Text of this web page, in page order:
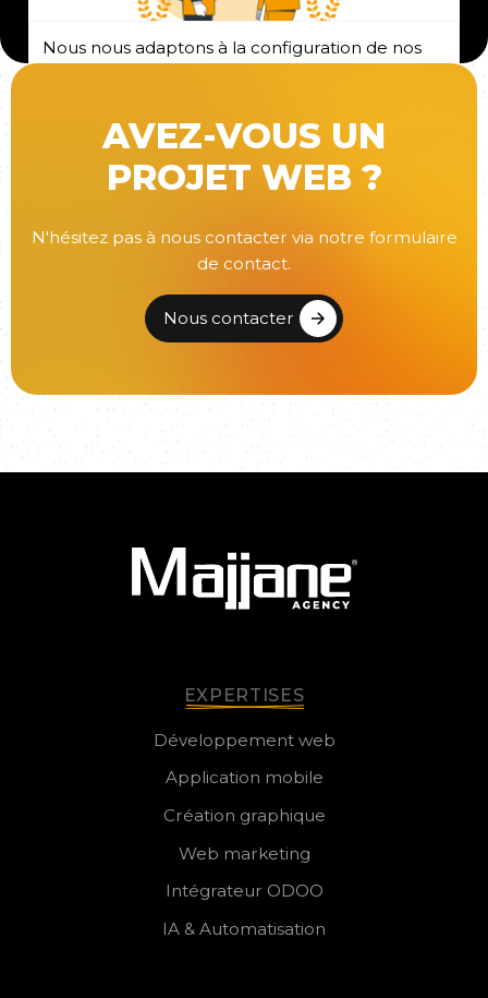
Nous nous adaptons à la configuration de nos
AVEZ-VOUS UN
PROJET WEB ?
N'hésitez pas à nous contacter via notre formulaire
de contact.
Nous contacter
EXPERTISES
Développement web
Application mobile
Création graphique
Web marketing
Intégrateur ODOO
IA & Automatisation